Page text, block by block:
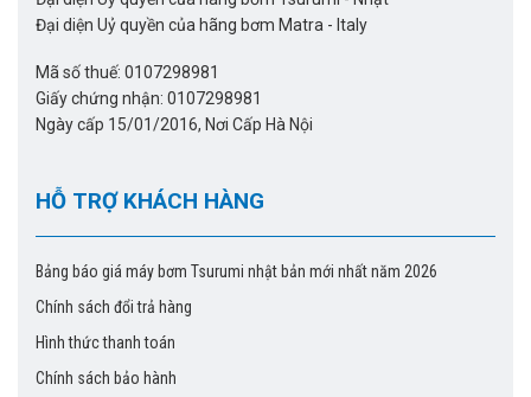
Đại diện Uỷ quyền của hãng bơm Matra - Italy
Mã số thuế: 0107298981
Giấy chứng nhận: 0107298981
Ngày cấp 15/01/2016, Nơi Cấp Hà Nội
HỖ TRỢ KHÁCH HÀNG
Bảng báo giá máy bơm Tsurumi nhật bản mới nhất năm 2026
Chính sách đổi trả hàng
Hình thức thanh toán
Chính sách bảo hành